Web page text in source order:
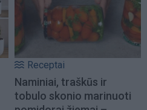
Receptai
Naminiai, traškūs ir
tobulo skonio marinuoti